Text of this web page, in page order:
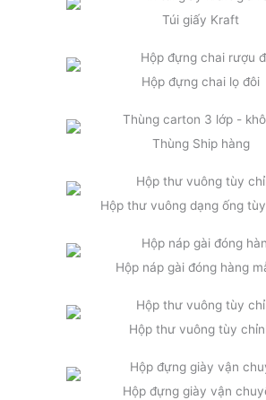
Túi giấy Kraft
Hộp đựng chai lọ đôi
Thùng Ship hàng
Hộp thư vuông dạng ống
Hộp náp gài đóng hàng
Hộp thư vuông tùy
Hộp đựng giày vận